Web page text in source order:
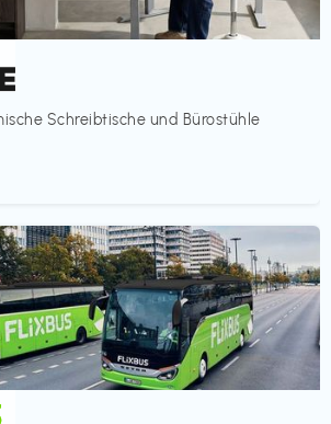
Schreibtische und Bürostühle